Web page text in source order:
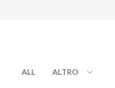
ALL ALTRO